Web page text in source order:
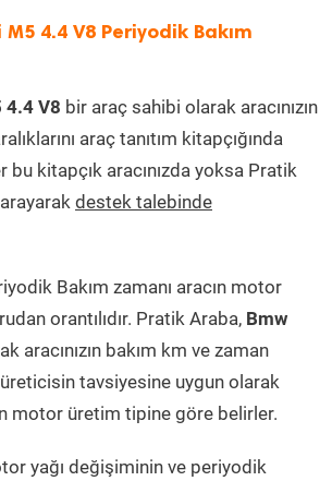
M5 4.4 V8 Periyodik Bakım
4.4 V8 bir araç sahibi olarak aracınızın
araç tanıtım kitapçığında
kitapçık aracınızda yoksa Pratik
destek talebinde
Bakım zamanı aracın motor
orantılıdır. Pratik Araba, Bmw
aracınızın bakım km ve zaman
üreticisin tavsiyesine uygun olarak
motor üretim tipine göre belirler.
yağı değişiminin ve periyodik